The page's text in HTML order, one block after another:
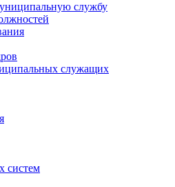
службу
служащих
систем